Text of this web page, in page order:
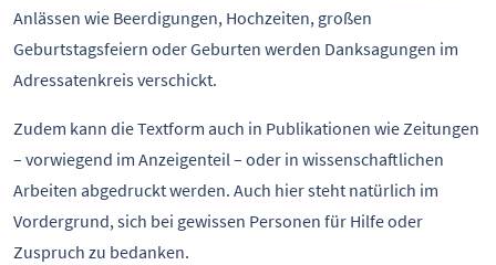
Anlässen wie Beerdigungen, Hochzeiten, großen
Geburtstagsfeiern oder Geburten werden Danksagungen im
Adressatenkreis verschickt.
Zudem kann die Textform auch in Publikationen wie Zeitungen
– vorwiegend im Anzeigenteil – oder in wissenschaftlichen
Arbeiten abgedruckt werden. Auch hier steht natürlich im
Vordergrund, sich bei gewissen Personen für Hilfe oder
Zuspruch zu bedanken.